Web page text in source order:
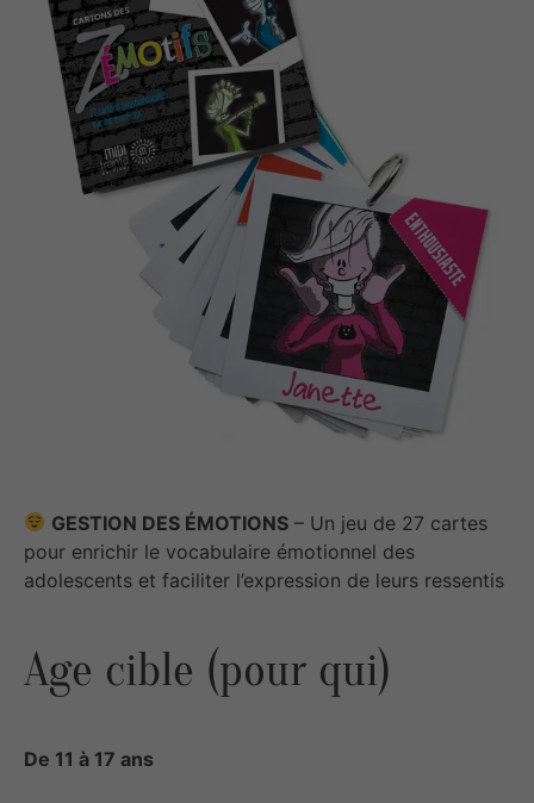
GESTION DES ÉMOTIONS – Un jeu de 27 cartes
pour enrichir le vocabulaire émotionnel des
adolescents et faciliter l’expression de leurs ressentis
Age cible (pour qui)
De 11 à 17 ans